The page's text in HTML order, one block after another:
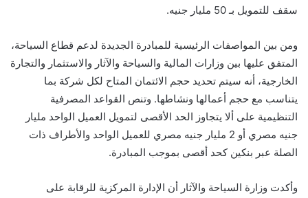
سقف للتمويل بـ 50 مليار جنيه.
ومن بين المواصفات الرئيسية للمبادرة الجديدة لدعم قطاع السياحة،
المتفق عليها بين وزارات المالية والسياحة والآثار والاستثمار والتجارة
الخارجية، أنه سيتم تحديد حجم الائتمان المتاح لكل شركة بما
يتناسب مع حجم أعمالها ونشاطها. وتنص القواعد المصرفية
التنظيمية على ألا يتجاوز الحد الأقصى لتمويل العميل الواحد مليار
جنيه مصري أو 2 مليار جنيه مصري للعميل الواحد والأطراف ذات
الصلة عبر بنكين كحد أقصى بموجب المبادرة.
وأكدت وزارة السياحة والآثار أن الإدارة المركزية للرقابة على